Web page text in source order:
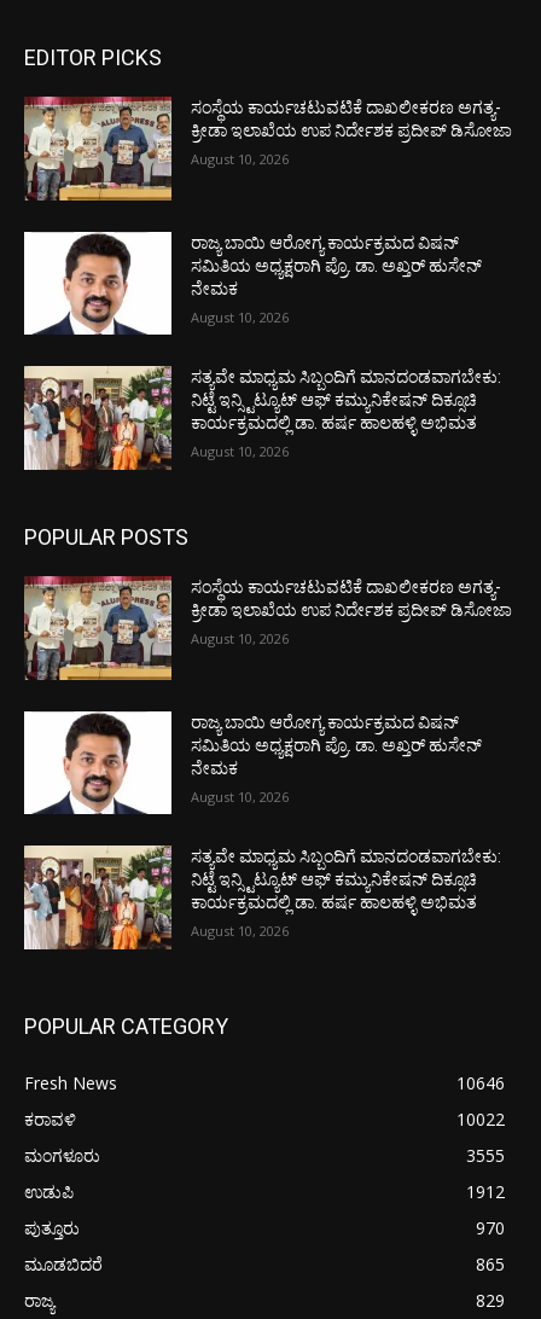
EDITOR PICKS
ಸಂಸ್ಥೆಯ ಕಾರ್ಯಚಟುವಟಿಕೆ ದಾಖಲೀಕರಣ ಅಗತ್ಯ-
ಕ್ರೀಡಾ ಇಲಾಖೆಯ ಉಪ ನಿರ್ದೇಶಕ ಪ್ರದೀಪ್ ಡಿಸೋಜಾ
August 10, 2026
ರಾಜ್ಯ ಬಾಯಿ ಆರೋಗ್ಯ ಕಾರ್ಯಕ್ರಮದ ವಿಷನ್
ಸಮಿತಿಯ ಅಧ್ಯಕ್ಷರಾಗಿ ಪ್ರೊ. ಡಾ. ಅಖ್ತರ್ ಹುಸೇನ್
ನೇಮಕ
August 10, 2026
ಸತ್ಯವೇ ಮಾಧ್ಯಮ ಸಿಬ್ಬಂದಿಗೆ ಮಾನದಂಡವಾಗಬೇಕು:
ನಿಟ್ಟೆ ಇನ್ಸ್ಟಿಟ್ಯೂಟ್ ಆಫ್ ಕಮ್ಯುನಿಕೇಷನ್ ದಿಕ್ಸೂಚಿ
ಕಾರ್ಯಕ್ರಮದಲ್ಲಿ ಡಾ. ಹರ್ಷ ಹಾಲಹಳ್ಳಿ ಅಭಿಮತ
August 10, 2026
POPULAR POSTS
ಸಂಸ್ಥೆಯ ಕಾರ್ಯಚಟುವಟಿಕೆ ದಾಖಲೀಕರಣ ಅಗತ್ಯ-
ಕ್ರೀಡಾ ಇಲಾಖೆಯ ಉಪ ನಿರ್ದೇಶಕ ಪ್ರದೀಪ್ ಡಿಸೋಜಾ
August 10, 2026
ರಾಜ್ಯ ಬಾಯಿ ಆರೋಗ್ಯ ಕಾರ್ಯಕ್ರಮದ ವಿಷನ್
ಸಮಿತಿಯ ಅಧ್ಯಕ್ಷರಾಗಿ ಪ್ರೊ. ಡಾ. ಅಖ್ತರ್ ಹುಸೇನ್
ನೇಮಕ
August 10, 2026
ಸತ್ಯವೇ ಮಾಧ್ಯಮ ಸಿಬ್ಬಂದಿಗೆ ಮಾನದಂಡವಾಗಬೇಕು:
ನಿಟ್ಟೆ ಇನ್ಸ್ಟಿಟ್ಯೂಟ್ ಆಫ್ ಕಮ್ಯುನಿಕೇಷನ್ ದಿಕ್ಸೂಚಿ
ಕಾರ್ಯಕ್ರಮದಲ್ಲಿ ಡಾ. ಹರ್ಷ ಹಾಲಹಳ್ಳಿ ಅಭಿಮತ
August 10, 2026
POPULAR CATEGORY
Fresh News
10646
ಕರಾವಳಿ
10022
ಮಂಗಳೂರು
3555
ಉಡುಪಿ
1912
ಪುತ್ತೂರು
970
ಮೂಡಬಿದರೆ
865
ರಾಜ್ಯ
829